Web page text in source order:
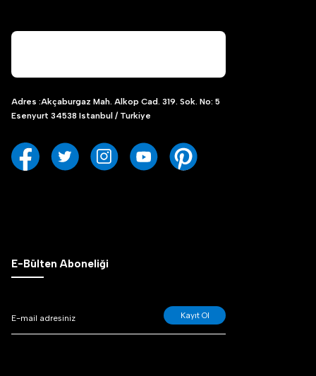
Adres :Akçaburgaz Mah. Alkop Cad. 319. Sok. No: 5
Esenyurt 34538 Istanbul / Turkiye
E-Bülten Aboneliği
Kayıt Ol